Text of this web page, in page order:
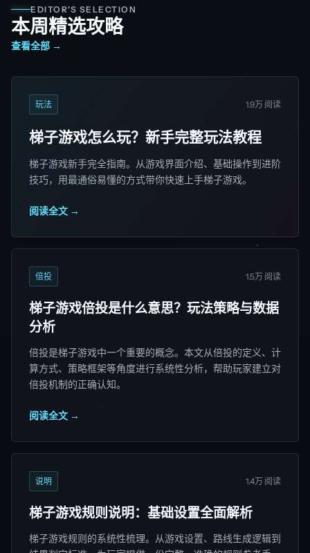
EDITOR'S SELECTION
本周精选攻略
查看全部 →
玩法 1.9万 阅读
梯子游戏怎么玩？新手完整玩法教程
梯子游戏新手完全指南。从游戏界面介绍、基础操作到进阶
技巧，用最通俗易懂的方式带你快速上手梯子游戏。
阅读全文 →
倍投 1.5万 阅读
梯子游戏倍投是什么意思？玩法策略与数据
分析
倍投是梯子游戏中一个重要的概念。本文从倍投的定义、计
算方式、策略框架等角度进行系统性分析，帮助玩家建立对
倍投机制的正确认知。
阅读全文 →
说明 1.4万 阅读
梯子游戏规则说明：基础设置全面解析
梯子游戏规则的系统性梳理。从游戏设置、路线生成逻辑到